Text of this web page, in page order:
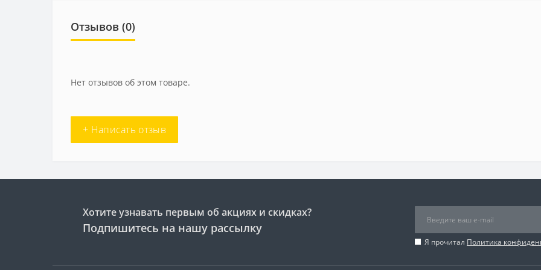
Отзывов (0)
Нет отзывов об этом товаре.
+ Написать отзыв
Хотите узнавать первым об акциях и скидках?
Подпишитесь на нашу рассылку
Я прочитал Политика